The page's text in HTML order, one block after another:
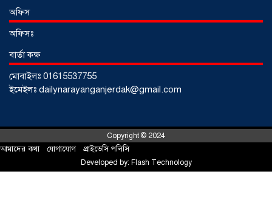
শর্টগান
০৩ আগস্ট ২০২৬
অফিস
অফিসঃ
বার্তা কক্ষ
মোবাইলঃ 01615537755
ইমেইলঃ dailynarayanganjerdak@gmail.com
Copyright © 2024
আমাদের কথা যোগাযোগ প্রাইভেসি পলিসি
Developed by: Flash Technology